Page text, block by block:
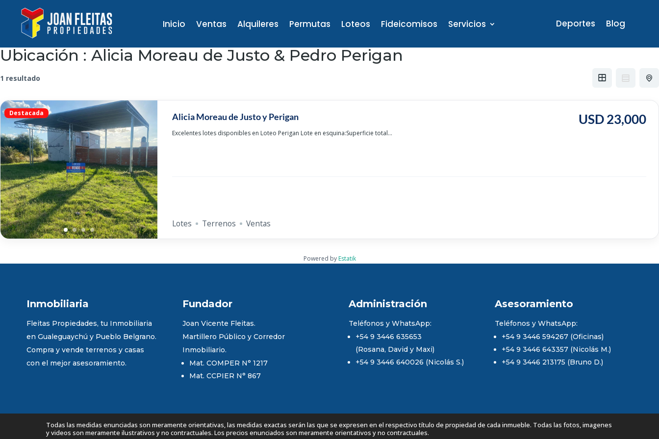
Inicio Ventas Alquileres Permutas Loteos Fideicomisos Servicios Deportes Blog
Ubicación : Alicia Moreau de Justo & Pedro Perigan
1 resultado
Destacada Alicia Moreau de Justo y Perigan
Excelentes lotes disponibles en Loteo Perigan Lote en esquina:Superficie total...
USD 23,000
Lotes Terrenos Ventas
Powered by Estatik
Inmobiliaria
Fleitas Propiedades, tu Inmobiliaria
en Gualeguaychú y Pueblo Belgrano.
Compra y vende terrenos y casas
con el mejor asesoramiento.
Fundador
Joan Vicente Fleitas.
Martillero Público y Corredor
Inmobiliario.
Mat. COMPER N° 1217
Mat. CCPIER N° 867
Administración
Teléfonos y WhatsApp:
+54 9 3446 635653
(Rosana, David y Maxi)
+54 9 3446 640026 (Nicolás S.)
Asesoramiento
Teléfonos y WhatsApp:
+54 9 3446 594267 (Oficinas)
+54 9 3446 643357 (Nicolás M.)
+54 9 3446 213175 (Bruno D.)
Todas las medidas enunciadas son meramente orientativas, las medidas exactas serán las que se expresen en el respectivo título de propiedad de cada inmueble. Todas las fotos, imagenes
y videos son meramente ilustrativos y no contractuales. Los precios enunciados son meramente orientativos y no contractuales.